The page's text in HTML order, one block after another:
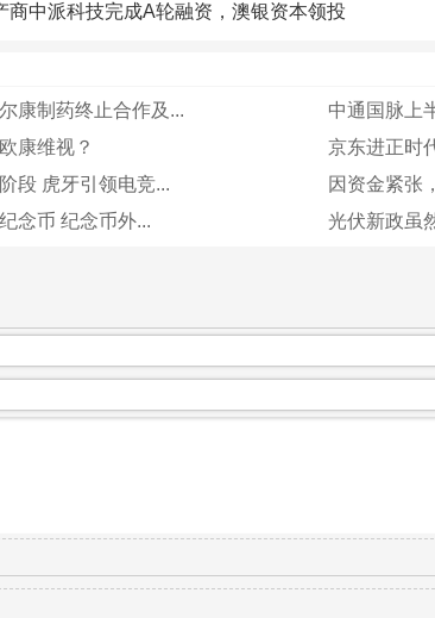
商中派科技完成A轮融资，澳银资本领投
康制药终止合作及...
中通国脉上
康维视？
京东进正时
段 虎牙引领电竞...
因资金紧张
念币 纪念币外...
光伏新政虽